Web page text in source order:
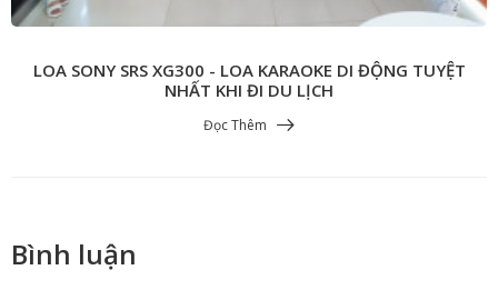
LOA SONY SRS XG300 - LOA KARAOKE DI ĐỘNG TUYỆT
NHẤT KHI ĐI DU LỊCH
Đọc Thêm
Bình luận